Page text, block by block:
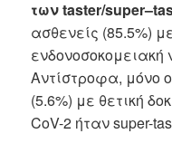
τωνtaster/super–
ασθενείς (85.5%)
ενδονοσοκομειακή
Αντίστροφα, μόνο
(5.6%) με θετική
CoV-2 ήταν super-